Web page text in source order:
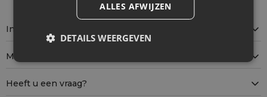
Informatie
Mijn account
Heeft u een vraag?
ALLES AFWIJZEN
DETAILS WEERGEVEN